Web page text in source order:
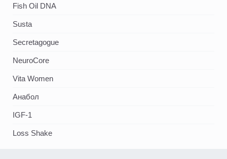
Fish Oil DNA
Susta
Secretagogue
NeuroCore
Vita Women
Анабол
IGF-1
Loss Shake